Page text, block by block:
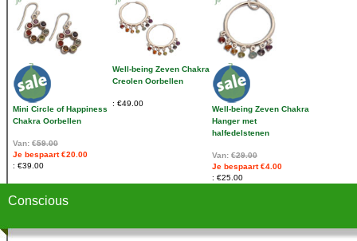
Mini Circle of Happiness
Chakra Oorbellen
Van: €59.00
Je bespaart €20.00
€39.00
Well-being Zeven Chakra
Creolen Oorbellen
€49.00
Well-being Zeven Chakra
Hanger met
halfedelstenen
Van: €29.00
Je bespaart €4.00
€25.00
Conscious